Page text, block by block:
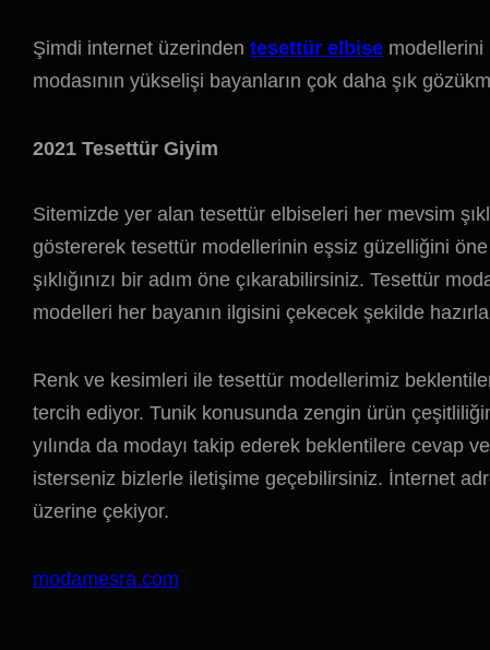
Şimdi internet üzerinden tesettür elbise modellerini
modasının yükselişi bayanların çok daha şık
2021 Tesettür Giyim
Sitemizde yer alan tesettür elbiseleri her mevsim
göstererek tesettür modellerinin eşsiz güzelliğini
şıklığınızı bir adım öne çıkarabilirsiniz. Tesettür
modelleri her bayanın ilgisini çekecek şekilde
Renk ve kesimleri ile tesettür modellerimiz
tercih ediyor. Tunik konusunda zengin ürün
yılında da modayı takip ederek beklentilere cevap
isterseniz bizlerle iletişime geçebilirsiniz. İnternet
üzerine çekiyor.
modamesra.com